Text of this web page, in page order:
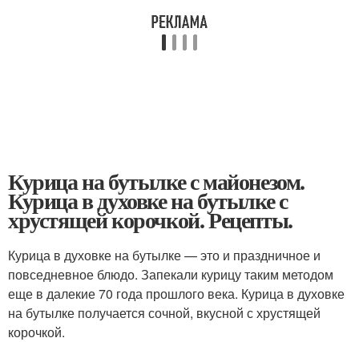
Курица на бутылке с майонезом.
Курица в духовке на бутылке с
хрустящей корочкой. Рецепты.
Курица в духовке на бутылке — это и праздничное и
повседневное блюдо. Запекали курицу таким методом
еще в далекие 70 года прошлого века. Курица в духовке
на бутылке получается сочной, вкусной с хрустящей
корочкой.